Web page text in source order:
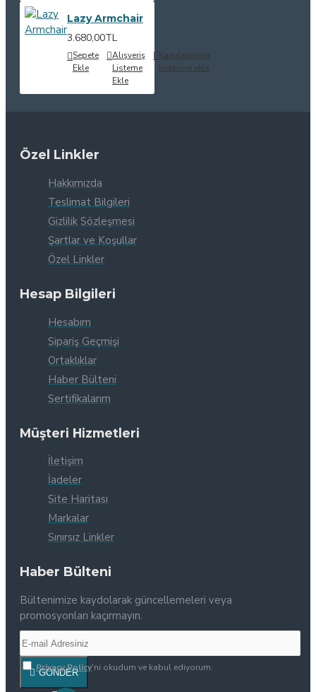
Lazy Armchair
3.680,00TL
Sepete
Ekle
Alışveriş
Listeme
Ekle
Karşılaştırma
listesine ekle
Özel Linkler
Hakkımızda
Teslimat Bilgileri
Gizlilik Sözleşmesi
Şartlar ve Koşullar
Özel Linkler
Hesap Bilgileri
Hesabım
Sipariş Geçmişi
Ortaklıklar
Haber Bülteni
Sertifikalarım
Müşteri Hizmetleri
İletişim
İadeler
Site Haritası
Markalar
Sınırsız Linkler
Haber Bülteni
Bültenimize kaydolarak güncellemeleri veya
promosyonları kaçırmayın.
GÖNDER
Privacy Policy'ni okudum ve kabul ediyorum.